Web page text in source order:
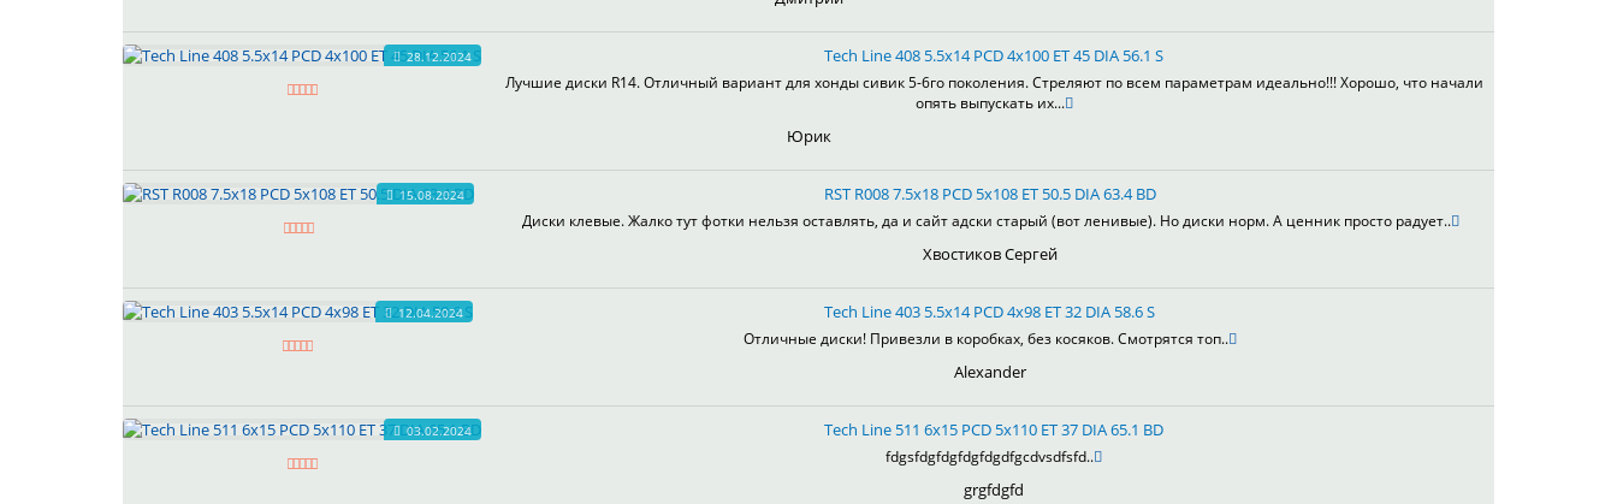
28.12.2024 Tech Line 408 5.5x14 PCD 4x100 ET 45 DIA 56.1 S
Лучшие диски R14. Отличный вариант для хонды сивик 5-6го поколения. Стреляют по всем параметрам идеально!!! Хорошо, что начали
опять выпускать их...
Юрик
15.08.2024 RST R008 7.5x18 PCD 5x108 ET 50.5 DIA 63.4 BD
Диски клевые. Жалко тут фотки нельзя оставлять, да и сайт адски старый (вот ленивые). Но диски норм. А ценник просто радует..
Хвостиков Сергей
12.04.2024 Tech Line 403 5.5x14 PCD 4x98 ET 32 DIA 58.6 S
Отличные диски! Привезли в коробках, без косяков. Смотрятся топ..
Alexander
03.02.2024 Tech Line 511 6x15 PCD 5x110 ET 37 DIA 65.1 BD
fdgsfdgfdgfdgfdgdfgcdvsdfsfd..
grgfdgfd